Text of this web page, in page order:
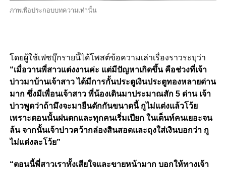
ภาพเพื่อประกอบบทความเท่านั้น
โดยผู้ใช้เฟซบุ๊กรายนี้ได้โพสต์ข้อความเล่าเรื่องราวระบุว่า
“เมื่อวานพี่สาวแต่งงานค่ะ แต่มีปัญหาเกิดขึ้น คือช่วงที่เจ้า
บ่าวมาบ้านเจ้าสาว ได้มีการกั้นประตูเงินประตูทองหลายด่าน
มาก ซึ่งมีเพื่อนเจ้าสาว พี่น้องเดินมาประมาณสัก 5 ด่าน เจ้า
บ่าวพูดว่าถ้ามึงจะมายืนดักกันขนาดนี้ กูไม่แต่งแล้วโว้ย
เพราะตอนนั้นฝนตกและทุกคนเริ่มเปียก ในเต็นท์คนเยอะจน
ล้น จากนั้นเจ้าบ่าวคว้ากล่องสินสอดและถุงใส่เงินบอกว่า กู
ไม่แต่งละโว้ย”
“ตอนนี้พี่สาวเราทั้งเสียใจและขายหน้ามาก บอกให้ทางเจ้า